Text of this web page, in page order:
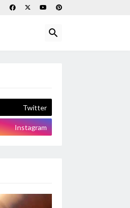
Twitter
Instagram